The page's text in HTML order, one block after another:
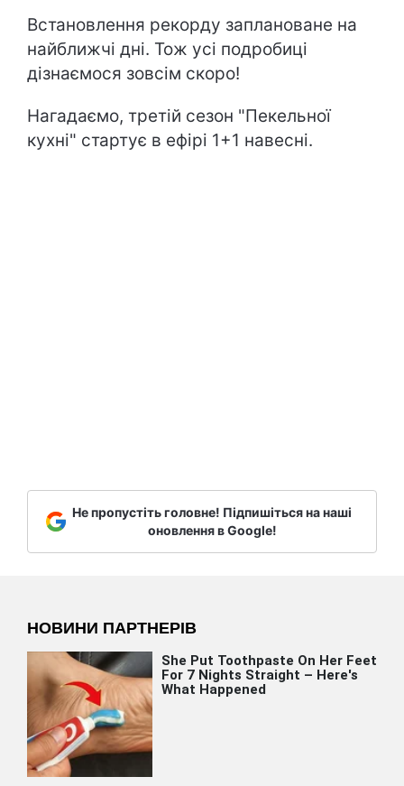
Встановлення рекорду заплановане на
найближчі дні. Тож усі подробиці
дізнаємося зовсім скоро!
Нагадаємо, третій сезон "Пекельної
кухні" стартує в ефірі 1+1 навесні.
Не пропустіть головне! Підпишіться на наші
оновлення в Google!